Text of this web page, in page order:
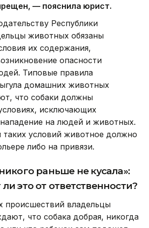
— пояснила юрист.
Республики
животных обязаны
их содержания,
опасности
Типовые правила
домашних животных
что собаки должны
исключающих
на людей и животных.
таких условий животное должно
либо на привязи.
раньше не кусала»:
это от ответственности?
происшествий владельцы
что собака добрая, никогда